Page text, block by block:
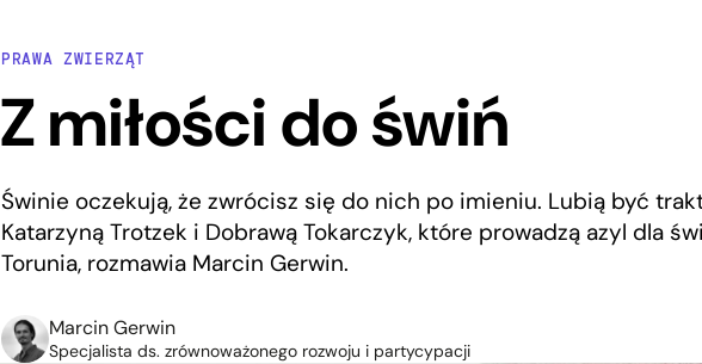
PRAWA ZWIERZĄT
Z miłości do świń
Świnie oczekują, że zwrócisz się do nich po imieniu. Lubią być
Katarzyną Trotzek i Dobrawą Tokarczyk, które prowadzą azyl dla
Torunia, rozmawia Marcin Gerwin.
Marcin Gerwin
Specjalista ds. zrównoważonego rozwoju i partycypacji